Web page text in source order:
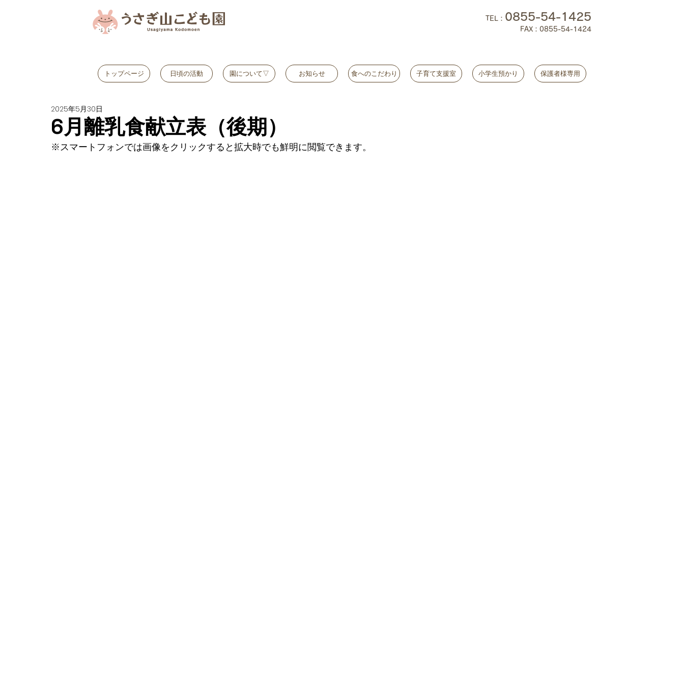
TEL ： 0855-54-1425
FAX：0855-54-1424
トップページ 日頃の活動 園について▽ お知らせ 食へのこだわり 子育て支援室 小学生預かり 保護者様専用
6月離乳食献立表（後期）
2025年5月30日
※スマートフォンでは画像をクリックすると拡大時でも鮮明に閲覧できます。